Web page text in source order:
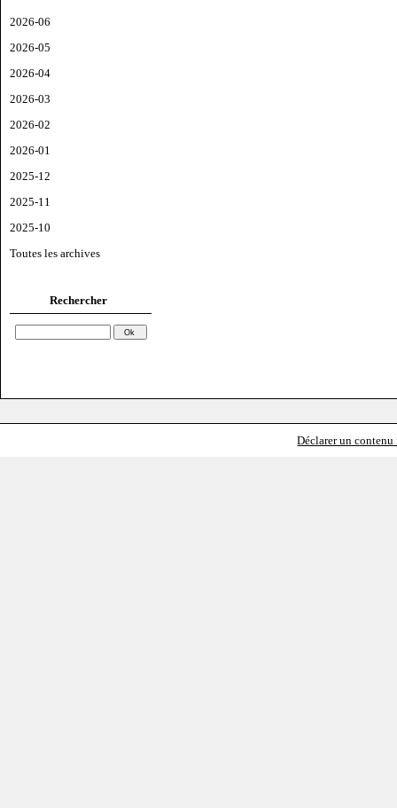
2026-06
2026-05
2026-04
2026-03
2026-02
2026-01
2025-12
2025-11
2025-10
Toutes les archives
Rechercher
Déclarer un